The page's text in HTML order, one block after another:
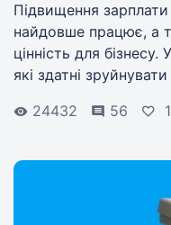
Підвищення
найдовше працює, а
цінність для
які здатні
24432
56